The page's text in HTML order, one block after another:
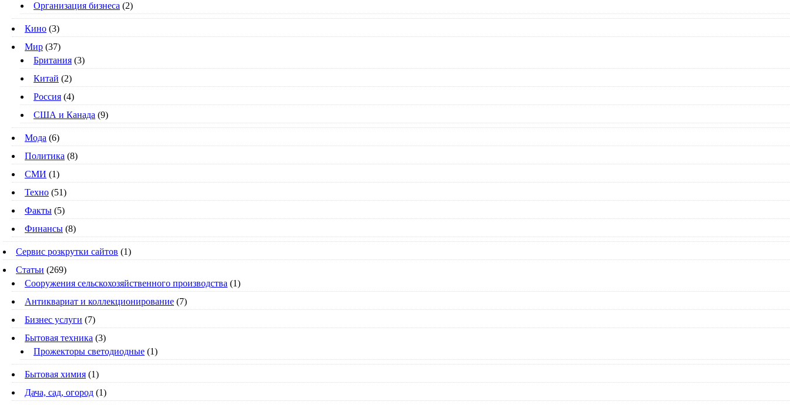
Организация бизнеса (2)
Кино (3)
Мир (37)
Британия (3)
Китай (2)
Россия (4)
США и Канада (9)
Мода (6)
Политика (8)
СМИ (1)
Техно (51)
Факты (5)
Финансы (8)
Сервис розкрутки сайтов (1)
Статьи (269)
Cооружения сельскохозяйственного производства (1)
Антиквариат и коллекционирование (7)
Бизнес услуги (7)
Бытовая техника (3)
Прожекторы светодиодные (1)
Бытовая химия (1)
Дача, сад, огород (1)